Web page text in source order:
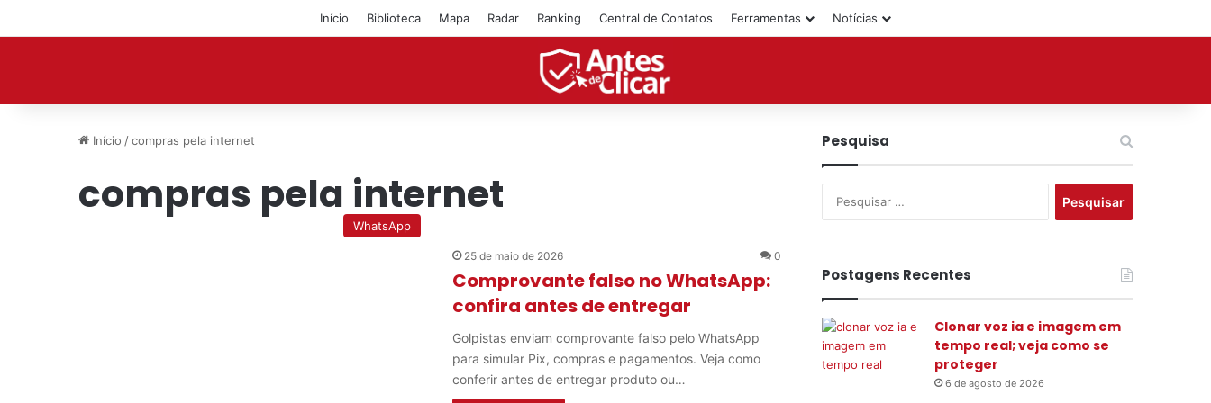
Início Biblioteca Mapa Radar Ranking Central de Contatos Ferramentas Notícias
Início /compras pela internet
compras pela internet
WhatsApp
25 de maio de 2026 0
Comprovante falso no WhatsApp:
confira antes de entregar
Golpistas enviam comprovante falso pelo WhatsApp
para simular Pix, compras e pagamentos. Veja como
conferir antes de entregar produto ou…
Pesquisa
a
r
Postagens Recentes
Clonar voz ia e imagem em
tempo real; veja como se
proteger
6 de agosto de 2026